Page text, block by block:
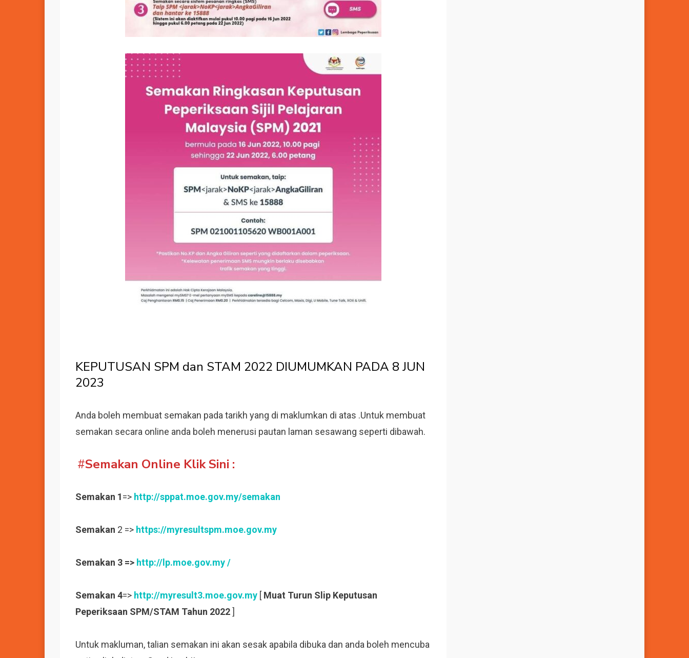
KEPUTUSAN SPM dan STAM 2022 DIUMUMKAN PADA 8 JUN
2023
Anda boleh membuat semakan pada tarikh yang di maklumkan di atas .Untuk membuat
semakan secara online anda boleh menerusi pautan laman sesawang seperti dibawah.
#Semakan Online Klik Sini :
Semakan 1=> http://sppat.moe.gov.my/semakan
Semakan 2 => https://myresultspm.moe.gov.my
Semakan 3 => http://lp.moe.gov.my/
Semakan 4=> http://myresult3.moe.gov.my [ Muat Turun Slip Keputusan
Peperiksaan SPM/STAM Tahun 2022]
Untuk makluman, talian semakan ini akan sesak apabila dibuka dan anda boleh mencuba